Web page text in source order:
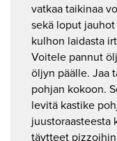
vatkaa taikinaa
sekä loput
kulhon laidasta
Voitele pannut
öljyn päälle. Jaa
pohjan kokoon.
levitä kastike
juustoraasteesta
täytteet